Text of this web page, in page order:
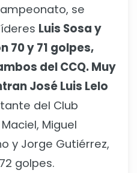
se
Luis Sosa y
70 y 71 golpes,
del CCQ. Muy
José Luis Lelo
del Club
Miguel
y Jorge Gutiérrez,
golpes.